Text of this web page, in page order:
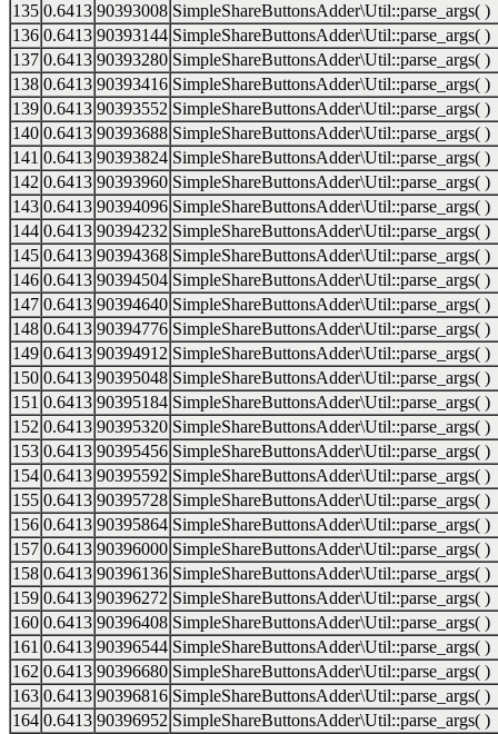
135 0.6413 90393008 SimpleShareButtonsAdder\Util::parse_args( )
136 0.6413 90393144 SimpleShareButtonsAdder\Util::parse_args( )
137 0.6413 90393280 SimpleShareButtonsAdder\Util::parse_args( )
138 0.6413 90393416 SimpleShareButtonsAdder\Util::parse_args( )
139 0.6413 90393552 SimpleShareButtonsAdder\Util::parse_args( )
140 0.6413 90393688 SimpleShareButtonsAdder\Util::parse_args( )
141 0.6413 90393824 SimpleShareButtonsAdder\Util::parse_args( )
142 0.6413 90393960 SimpleShareButtonsAdder\Util::parse_args( )
143 0.6413 90394096 SimpleShareButtonsAdder\Util::parse_args( )
144 0.6413 90394232 SimpleShareButtonsAdder\Util::parse_args( )
145 0.6413 90394368 SimpleShareButtonsAdder\Util::parse_args( )
146 0.6413 90394504 SimpleShareButtonsAdder\Util::parse_args( )
147 0.6413 90394640 SimpleShareButtonsAdder\Util::parse_args( )
148 0.6413 90394776 SimpleShareButtonsAdder\Util::parse_args( )
149 0.6413 90394912 SimpleShareButtonsAdder\Util::parse_args( )
150 0.6413 90395048 SimpleShareButtonsAdder\Util::parse_args( )
151 0.6413 90395184 SimpleShareButtonsAdder\Util::parse_args( )
152 0.6413 90395320 SimpleShareButtonsAdder\Util::parse_args( )
153 0.6413 90395456 SimpleShareButtonsAdder\Util::parse_args( )
154 0.6413 90395592 SimpleShareButtonsAdder\Util::parse_args( )
155 0.6413 90395728 SimpleShareButtonsAdder\Util::parse_args( )
156 0.6413 90395864 SimpleShareButtonsAdder\Util::parse_args( )
157 0.6413 90396000 SimpleShareButtonsAdder\Util::parse_args( )
158 0.6413 90396136 SimpleShareButtonsAdder\Util::parse_args( )
159 0.6413 90396272 SimpleShareButtonsAdder\Util::parse_args( )
160 0.6413 90396408 SimpleShareButtonsAdder\Util::parse_args( )
161 0.6413 90396544 SimpleShareButtonsAdder\Util::parse_args( )
162 0.6413 90396680 SimpleShareButtonsAdder\Util::parse_args( )
163 0.6413 90396816 SimpleShareButtonsAdder\Util::parse_args( )
164 0.6413 90396952 SimpleShareButtonsAdder\Util::parse_args( )